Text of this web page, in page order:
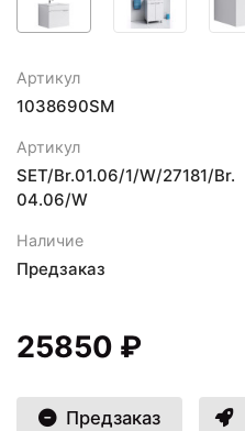
Артикул
1038690SM
Артикул
SET/Br.01.06/1/W/27181/Br.
04.06/W
Наличие
Предзаказ
25850 ₽
Предзаказ